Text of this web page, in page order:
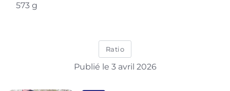
573 g
Ratio
Publié le 3 avril 2026